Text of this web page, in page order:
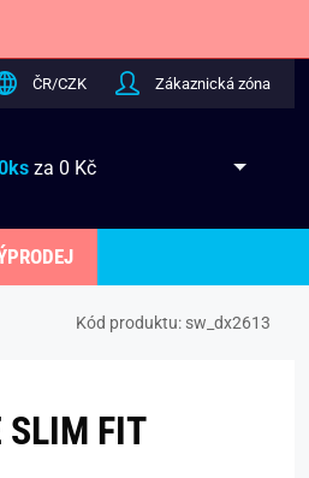
ČR/CZK Zákaznická zóna
ksza 0 Kč
Kód produktu: sw_dx2613
SLIM FIT